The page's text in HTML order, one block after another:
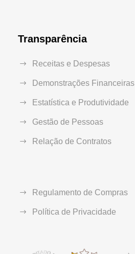
Transparência
Receitas e Despesas
Demonstrações Financeiras
Estatística e Produtividade
Gestão de Pessoas
Relação de Contratos
Regulamento de Compras
Política de Privacidade